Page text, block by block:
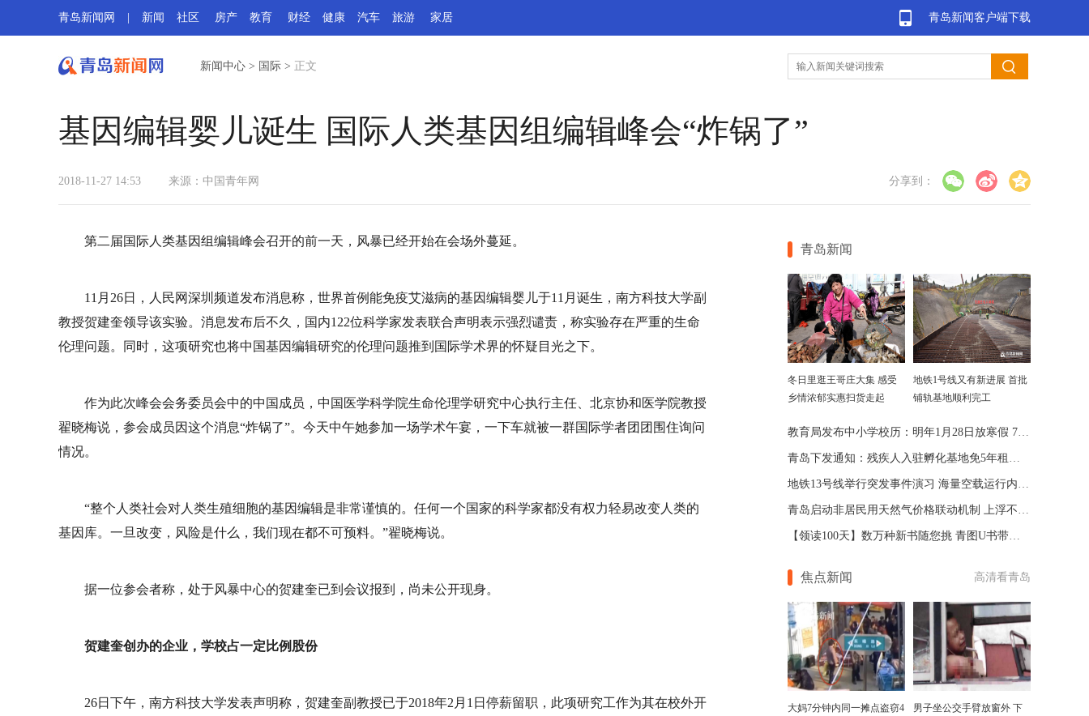
青岛新闻客户端下载
青岛新闻网 新闻 社区 房产 教育 财经 健康 汽车 旅游 家居
新闻中心 > 国际 > 正文
基因编辑婴儿诞生 国际人类基因组编辑峰会“炸锅了”
2018-11-27 14:53 来源：中国青年网 分享到：
第二届国际人类基因组编辑峰会召开的前一天，风暴已经开始在会场外蔓延。
11月26日，人民网深圳频道发布消息称，世界首例能免疫艾滋病的基因编辑婴儿于11月诞生，南方科技大学副
教授贺建奎领导该实验。消息发布后不久，国内122位科学家发表联合声明表示强烈谴责，称实验存在严重的生命
伦理问题。同时，这项研究也将中国基因编辑研究的伦理问题推到国际学术界的怀疑目光之下。
作为此次峰会会务委员会中的中国成员，中国医学科学院生命伦理学研究中心执行主任、北京协和医学院教授
翟晓梅说，参会成员因这个消息“炸锅了”。今天中午她参加一场学术午宴，一下车就被一群国际学者团团围住询问
情况。
“整个人类社会对人类生殖细胞的基因编辑是非常谨慎的。任何一个国家的科学家都没有权力轻易改变人类的
基因库。一旦改变，风险是什么，我们现在都不可预料。”翟晓梅说。
据一位参会者称，处于风暴中心的贺建奎已到会议报到，尚未公开现身。
贺建奎创办的企业，学校占一定比例股份
26日下午，南方科技大学发表声明称，贺建奎副教授已于2018年2月1日停薪留职，此项研究工作为其在校外开
青岛新闻
冬日里逛王哥庄大集 感受
乡情浓郁实惠扫货走起
地铁1号线又有新进展 首批
铺轨基地顺利完工
教育局发布中小学校历：明年1月28日放寒假 7月8日放暑假
青岛下发通知：残疾人入驻孵化基地免5年租金和宽带费
地铁13号线举行突发事件演习 海量空载运行内景图曝光
青岛启动非居民用天然气价格联动机制 上浮不超过20%
【领读100天】数万种新书随您挑 青图U书带您走进书世界
焦点新闻 高清看青岛
大妈7分钟内同一摊点盗窃4
男子坐公交手臂放窗外 下